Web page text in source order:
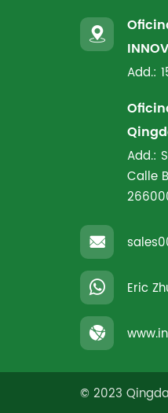
Add.:
Add.:
Calle
Eric
© 2023